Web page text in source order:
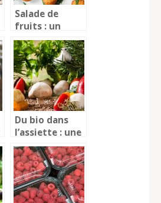
Salade de
fruits : un
dessert à
déguster à
toute saison !
Du bio dans
l’assiette : une
alimentation
saine et un
bien-être
assuré